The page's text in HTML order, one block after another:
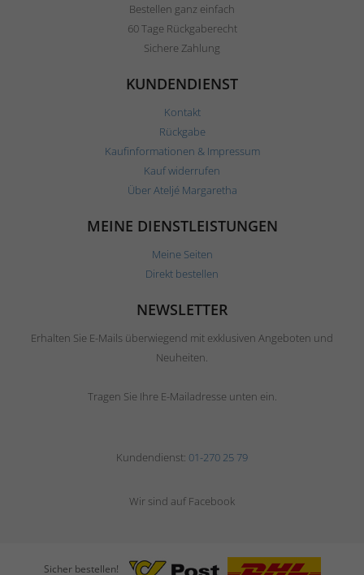
Bestellen ganz einfach
60 Tage Rückgaberecht
Sichere Zahlung
KUNDENDIENST
Kontakt
Rückgabe
Kaufinformationen & Impressum
Kauf widerrufen
Über Ateljé Margaretha
MEINE DIENSTLEISTUNGEN
Meine Seiten
Direkt bestellen
NEWSLETTER
Erhalten Sie E-Mails überwiegend mit exklusiven Angeboten und
Neuheiten.
Tragen Sie Ihre E-Mailadresse unten ein.
Kundendienst: 01-270 25 79
Wir sind auf Facebook
Sicher bestellen!